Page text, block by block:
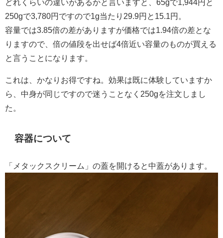
どれくらいの違いがあるかと言いますと、65gで1,944円と
250gで3,780円ですので1g当たり29.9円と15.1円。
容量では3.85倍の差がありますが価格では1.94倍の差とな
りますので、 倍の値段を出せば4倍近い容量のものが買える
と言うことになります。
これは、かなりお得ですね。効果は既に体験していますか
ら、中身が同じですので迷うことなく250gを注文しまし
た。
容器について
「メタックスクリーム」の蓋を開けると中蓋があります。